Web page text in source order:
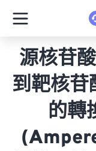
源核苷
到靶核
的轉